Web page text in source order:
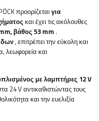
προορίζεταιγια
και έχει τις ακόλουθες
βάθος 53 mm .
, επιτρέπει την εύκολη και
λεωφορεία και
με λαμπτήρες 12 V
24 V αντικαθιστώντας τους
και την ευελιξία